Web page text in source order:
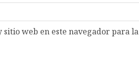
web en este navegador para la